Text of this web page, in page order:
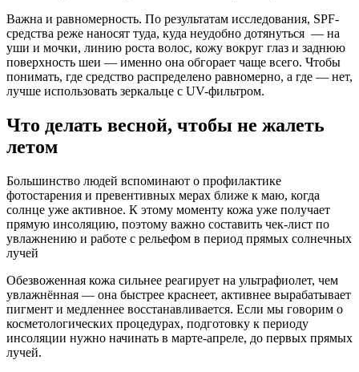
Важна и равномерность. По результатам исследования, SPF-
средства реже наносят туда, куда неудобно дотянуться — на
уши и мочки, линию роста волос, кожу вокруг глаз и заднюю
поверхность шеи — именно она обгорает чаще всего. Чтобы
понимать, где средство распределено равномерно, а где — нет,
лучше использовать зеркальце с UV-фильтром.
Что делать весной, чтобы не жалеть
летом
Большинство людей вспоминают о профилактике
фотостарения и превентивных мерах ближе к маю, когда
солнце уже активное. К этому моменту кожа уже получает
прямую инсоляцию, поэтому важно составить чек-лист по
увлажнению и работе с рельефом в период прямых солнечных
лучей
Обезвоженная кожа сильнее реагирует на ультрафиолет, чем
увлажнённая — она быстрее краснеет, активнее вырабатывает
пигмент и медленнее восстанавливается. Если мы говорим о
косметологических процедурах, подготовку к периоду
инсоляции нужно начинать в марте-апреле, до первых прямых
лучей.